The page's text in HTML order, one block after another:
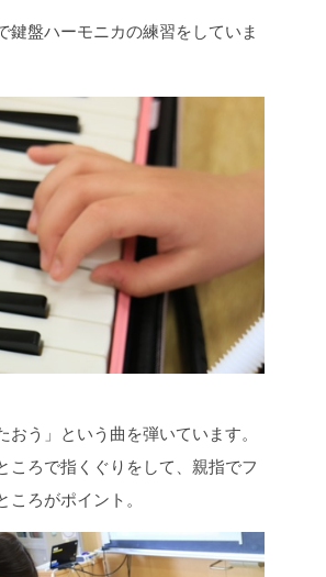
鍵盤ハーモニカの練習をしていま
おう」という曲を弾いています。
ころで指くぐりをして、親指でフ
ころがポイント。